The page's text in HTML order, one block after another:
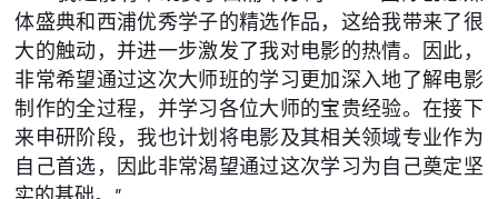
体盛典和西浦优秀学子的精选作品，这给我带来了很
大的触动，并进一步激发了我对电影的热情。因此，
非常希望通过这次大师班的学习更加深入地了解电影
制作的全过程，并学习各位大师的宝贵经验。在接下
来申研阶段，我也计划将电影及其相关领域专业作为
自己首选，因此非常渴望通过这次学习为自己奠定坚